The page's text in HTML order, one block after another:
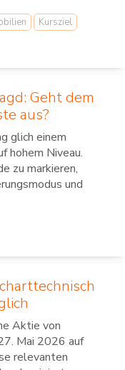
Kursziel
Geht dem
aus?
glich einem
hohem Niveau.
zu markieren,
und
Aktie von
Mai 2026 auf
relevanten